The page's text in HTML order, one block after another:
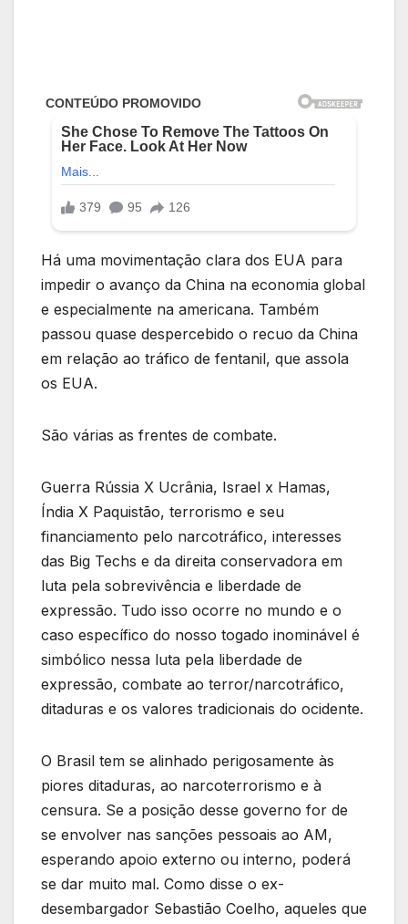
Há uma movimentação clara dos EUA para
impedir o avanço da China na economia global
e especialmente na americana. Também
passou quase despercebido o recuo da China
em relação ao tráfico de fentanil, que assola
os EUA.
São várias as frentes de combate.
Guerra Rússia X Ucrânia, Israel x Hamas,
Índia X Paquistão, terrorismo e seu
financiamento pelo narcotráfico, interesses
das Big Techs e da direita conservadora em
luta pela sobrevivência e liberdade de
expressão. Tudo isso ocorre no mundo e o
caso específico do nosso togado inominável é
simbólico nessa luta pela liberdade de
expressão, combate ao terror/narcotráfico,
ditaduras e os valores tradicionais do ocidente.
O Brasil tem se alinhado perigosamente às
piores ditaduras, ao narcoterrorismo e à
censura. Se a posição desse governo for de
se envolver nas sanções pessoais ao AM,
esperando apoio externo ou interno, poderá
se dar muito mal. Como disse o ex-
desembargador Sebastião Coelho, aqueles que